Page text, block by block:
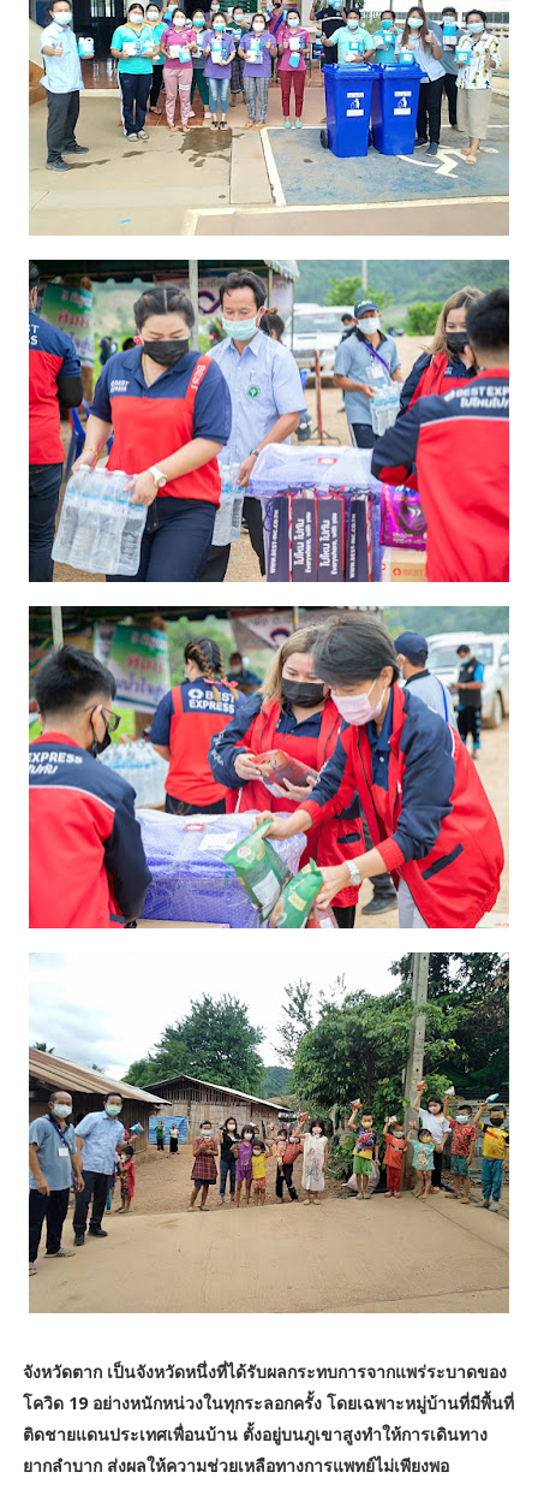
จังหวัดตาก เป็นจังหวัดหนึ่งที่ได้รับผลกระทบการจากแพร่ระบาดของ
โควิด 19 อย่างหนักหน่วงในทุกระลอกครั้ง โดยเฉพาะหมู่บ้านที่มีพื้นที่
ติดชายแดนประเทศเพื่อนบ้าน ตั้งอยู่บนภูเขาสูงทำให้การเดินทาง
ยากลำบาก ส่งผลให้ความช่วยเหลือทางการแพทย์ไม่เพียงพอ